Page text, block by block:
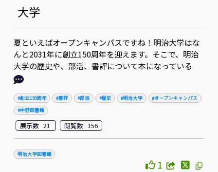
大学
夏といえばオープンキャンパスですね！明治大学はな
んと2031年に創立150周年を迎えます。そこで、明治
大学の歴史や、部活、書評について本になっている
#創立150周年 #書評 #部活 #歴史 #明治大学
#オープンキャンパス
#中野図書館
展示数 21 閲覧数 156
明治大学図書館
1